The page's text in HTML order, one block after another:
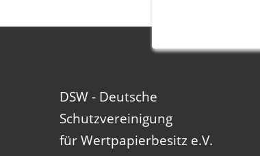
DSW - Deutsche
Schutzvereinigung
für Wertpapierbesitz e.V.